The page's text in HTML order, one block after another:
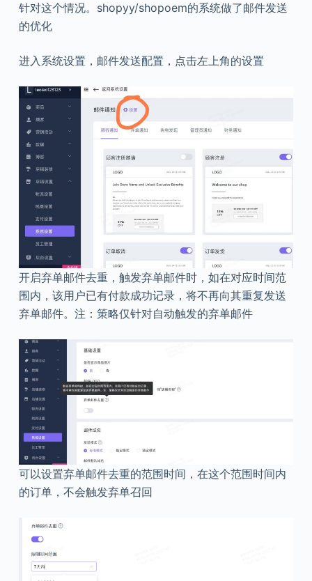
针对这个情况。shopyy/shopoem的系统做了邮件发送
的优化
进入系统设置，邮件发送配置，点击左上角的设置
开启弃单邮件去重，触发弃单邮件时，如在对应时间范
围内，该用户已有付款成功记录，将不再向其重复发送
弃单邮件。注：策略仅针对自动触发的弃单邮件
可以设置弃单邮件去重的范围时间，在这个范围时间内
的订单，不会触发弃单召回